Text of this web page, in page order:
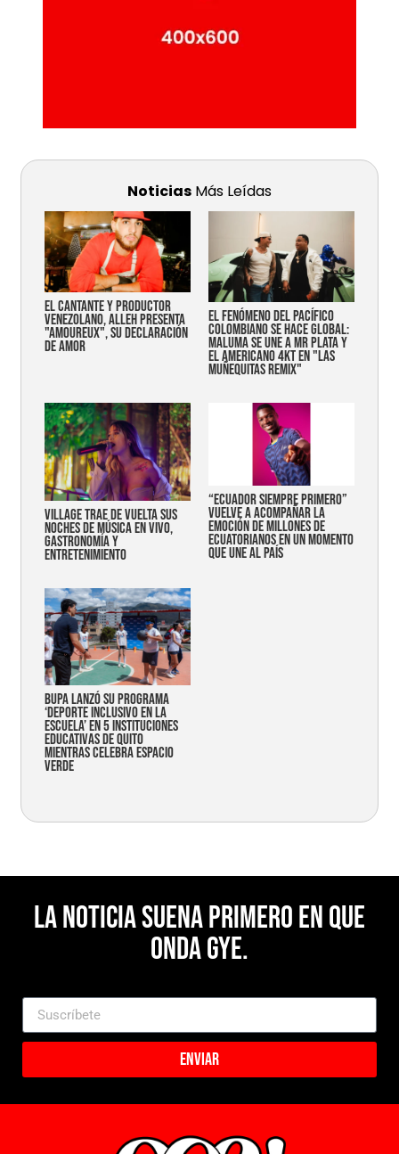
Noticias Más Leídas
EL CANTANTE Y PRODUCTOR
VENEZOLANO, ALLEH PRESENTA
"AMOUREUX", SU DECLARACIÓN
DE AMOR
EL FENÓMENO DEL PACÍFICO
COLOMBIANO SE HACE GLOBAL:
MALUMA SE UNE A MR PLATA Y
EL AMERICANO 4KT EN "LAS
MUÑEQUITAS REMIX"
Village trae de vuelta sus
noches de música en vivo,
gastronomía y
entretenimiento
“Ecuador siempre primero”
vuelve a acompañar la
emoción de millones de
ecuatorianos en un momento
que une al país
Bupa lanzó su programa
‘Deporte Inclusivo en la
Escuela’ en 5 instituciones
educativas de Quito
mientras celebra espacio
verde
La noticia suena primero en Que
Onda Gye.
Enviar